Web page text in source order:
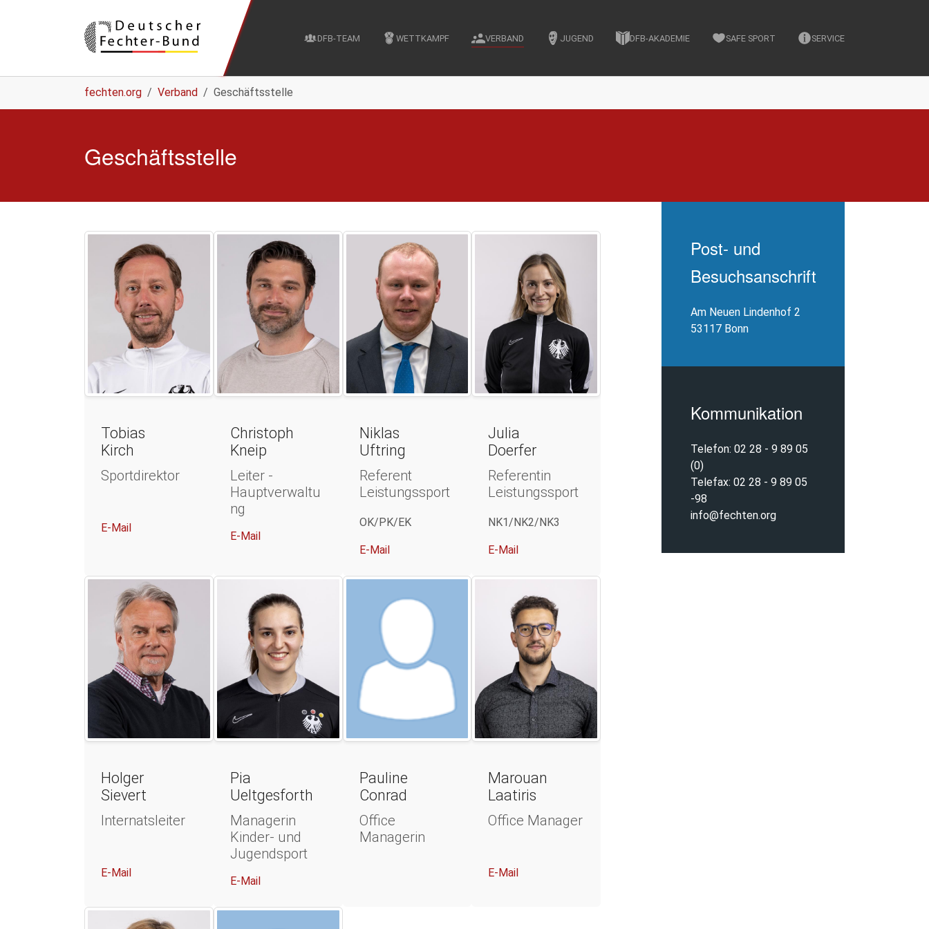
DFB-TEAM WETTKAMPF VERBAND JUGEND DFB-AKADEMIE SAFE SPORT SERVICE
fechten.org Verband Geschäftsstelle
Geschäftsstelle
Tobias
Kirch
Sportdirektor
E-Mail
Christoph
Kneip
Leiter -
Hauptverwaltu
ng
E-Mail
Niklas
Uftring
Referent
Leistungssport
OK/PK/EK
E-Mail
Julia
Doerfer
Referentin
Leistungssport
NK1/NK2/NK3
E-Mail
Holger
Sievert
Internatsleiter
E-Mail
Pia
Ueltgesforth
Managerin
Kinder- und
Jugendsport
E-Mail
Pauline
Conrad
Office
Managerin
Marouan
Laatiris
Office Manager
E-Mail
Post- und
Besuchsanschrift
Am Neuen Lindenhof 2
53117 Bonn
Kommunikation
Telefon: 02 28 - 9 89 05
(0)
Telefax: 02 28 - 9 89 05
-98
info@fechten.org